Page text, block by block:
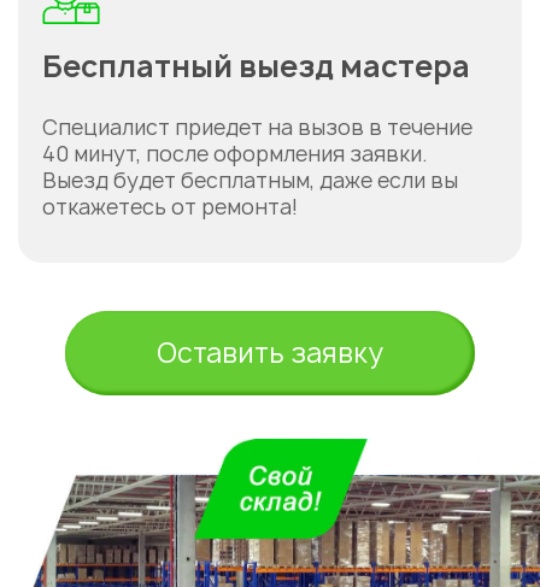
Бесплатный выезд мастера
Специалист приедет на вызов в течение
40 минут, после оформления заявки.
Выезд будет бесплатным, даже если вы
откажетесь от ремонта!
Оставить заявку